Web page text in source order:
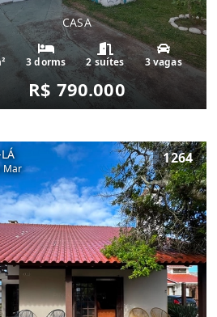
CASA
3 dorms 2 suítes 3 vagas
R$ 790.000
Mar
1264